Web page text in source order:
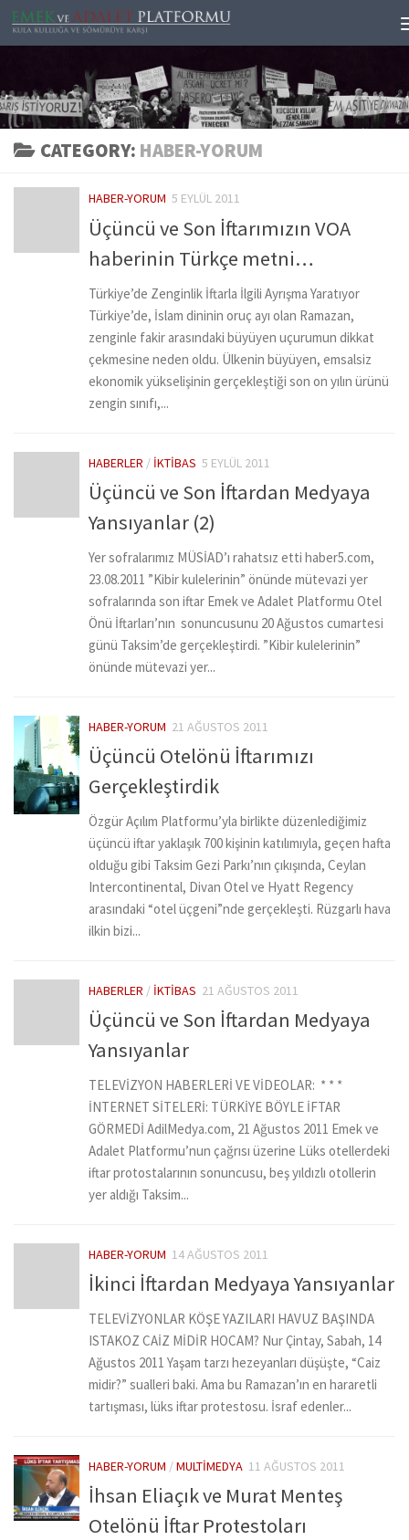
Skip to content
CATEGORY: HABER-YORUM
HABER-YORUM 5 EYLÜL 2011
Üçüncü ve Son İftarımızın VOA
haberinin Türkçe metni…
Türkiye’de Zenginlik İftarla İlgili Ayrışma Yaratıyor
Türkiye’de, İslam dininin oruç ayı olan Ramazan,
zenginle fakir arasındaki büyüyen uçurumun dikkat
çekmesine neden oldu. Ülkenin büyüyen, emsalsiz
ekonomik yükselişinin gerçekleştiği son on yılın ürünü
zengin sınıfı,...
HABERLER / İKTIBAS 5 EYLÜL 2011
Üçüncü ve Son İftardan Medyaya
Yansıyanlar (2)
Yer sofralarımız MÜSİAD’ı rahatsız etti haber5.com,
23.08.2011 ”Kibir kulelerinin” önünde mütevazi yer
sofralarında son iftar Emek ve Adalet Platformu Otel
Önü İftarları’nın sonuncusunu 20 Ağustos cumartesi
günü Taksim’de gerçekleştirdi. ”Kibir kulelerinin”
önünde mütevazi yer...
HABER-YORUM 21 AĞUSTOS 2011
Üçüncü Otelönü İftarımızı
Gerçekleştirdik
Özgür Açılım Platformu’yla birlikte düzenlediğimiz
üçüncü iftar yaklaşık 700 kişinin katılımıyla, geçen hafta
olduğu gibi Taksim Gezi Parkı’nın çıkışında, Ceylan
Intercontinental, Divan Otel ve Hyatt Regency
arasındaki “otel üçgeni”nde gerçekleşti. Rüzgarlı hava
ilkin bizi...
HABERLER / İKTIBAS 21 AĞUSTOS 2011
Üçüncü ve Son İftardan Medyaya
Yansıyanlar
TELEVİZYON HABERLERİ VE VİDEOLAR: * * *
İNTERNET SİTELERİ: TÜRKİYE BÖYLE İFTAR
GÖRMEDİ AdilMedya.com, 21 Ağustos 2011 Emek ve
Adalet Platformu’nun çağrısı üzerine Lüks otellerdeki
iftar protostalarının sonuncusu, beş yıldızlı otollerin
yer aldığı Taksim...
HABER-YORUM 14 AĞUSTOS 2011
İkinci İftardan Medyaya Yansıyanlar
TELEVİZYONLAR KÖŞE YAZILARI HAVUZ BAŞINDA
ISTAKOZ CAİZ MİDİR HOCAM? Nur Çintay, Sabah, 14
Ağustos 2011 Yaşam tarzı hezeyanları düşüşte, “Caiz
midir?” sualleri baki. Ama bu Ramazan’ın en hararetli
tartışması, lüks iftar protestosu. İsraf edenler...
HABER-YORUM /MULTIMEDYA 11 AĞUSTOS 2011
İhsan Eliaçık ve Murat Menteş
Otelönü İftar Protestoları